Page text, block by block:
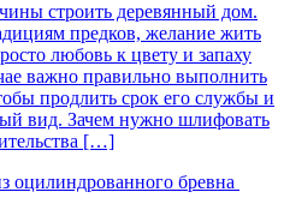
строить деревянный дом.
предков, желание жить
любовь к цвету и запаху
важно правильно выполнить
продлить срок его службы и
вид. Зачем нужно шлифовать
[…]
оцилиндрованного бревна